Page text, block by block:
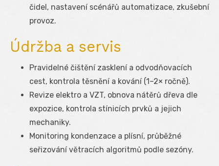
čidel, nastavení scénářů automatizace, zkušební
provoz.
Údržba a servis
Pravidelné čištění zasklení a odvodňovacích
cest, kontrola těsnění a kování (1–2× ročně).
Revize elektro a VZT, obnova nátěrů dřeva dle
expozice, kontrola stínicích prvků a jejich
mechaniky.
Monitoring kondenzace a plísní, průběžné
seřizování větracích algoritmů podle sezóny.